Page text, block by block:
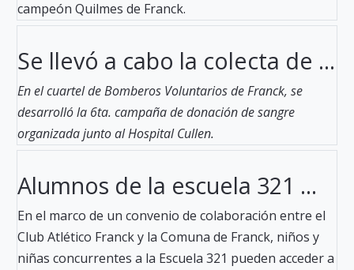
campeón Quilmes de Franck.
Se llevó a cabo la colecta de ...
En el cuartel de Bomberos Voluntarios de Franck, se
desarrolló la 6ta. campaña de donación de sangre
organizada junto al Hospital Cullen.
Alumnos de la escuela 321 ...
En el marco de un convenio de colaboración entre el
Club Atlético Franck y la Comuna de Franck, niños y
niñas concurrentes a la Escuela 321 pueden acceder a